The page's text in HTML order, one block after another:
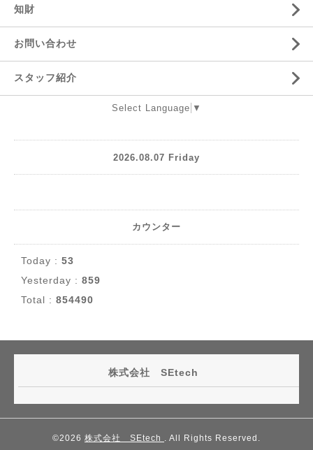
知財
お問い合わせ
スタッフ紹介
Select Language ▼
2026.08.07 Friday
カウンター
Today : 53
Yesterday : 859
Total : 854490
株式会社 SEtech
©2026 株式会社 SEtech . All Rights Reserved.